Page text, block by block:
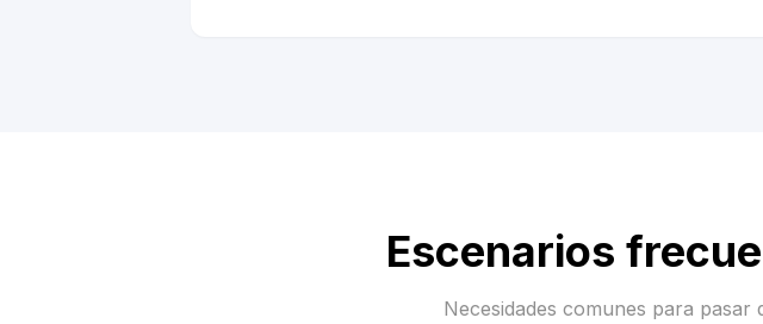
Escenarios
Necesidades comunes para